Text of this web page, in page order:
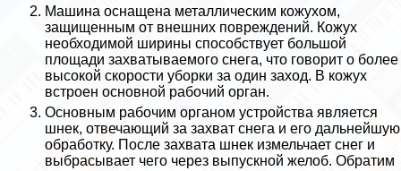
Машина оснащена металлическим кожухом,
защищенным от внешних повреждений. Кожух
необходимой ширины способствует большой
площади захватываемого снега, что говорит о более
высокой скорости уборки за один заход. В кожух
встроен основной рабочий орган.
Основным рабочим органом устройства является
шнек, отвечающий за захват снега и его дальнейшую
обработку. После захвата шнек измельчает снег и
выбрасывает чего через выпускной желоб. Обратим